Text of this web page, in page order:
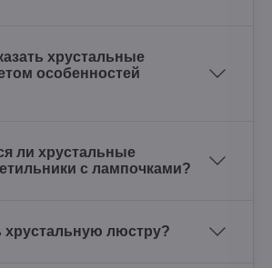
хрустальные
особенностей
ли хрустальные
с лампочками?
хрустальную люстру?